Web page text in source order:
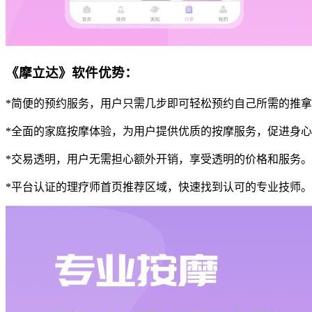
《摩立达》软件优势：
*简便的预约服务，用户只需几步即可轻松预约自己所需的推拿
*全面的家庭按摩体验，为用户提供优质的按摩服务，促进身心
*交易透明，用户无需担心额外开销，享受透明的价格和服务。
*平台认证的理疗师首页推荐区域，快速找到认可的专业技师。